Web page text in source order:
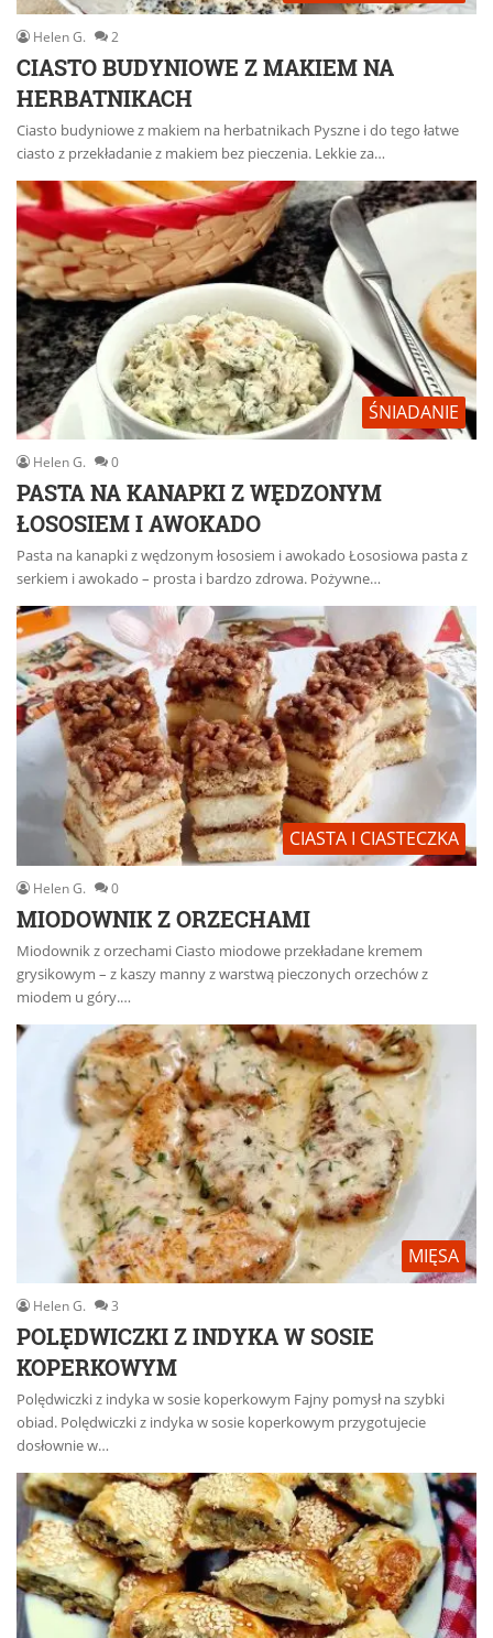
Helen G. 2
CIASTO BUDYNIOWE Z MAKIEM NA
HERBATNIKACH
Ciasto budyniowe z makiem na herbatnikach Pyszne i do tego łatwe
ciasto z przekładanie z makiem bez pieczenia. Lekkie za…
ŚNIADANIE
Helen G. 0
PASTA NA KANAPKI Z WĘDZONYM
ŁOSOSIEM I AWOKADO
Pasta na kanapki z wędzonym łososiem i awokado Łososiowa pasta z
serkiem i awokado – prosta i bardzo zdrowa. Pożywne…
CIASTA I CIASTECZKA
Helen G. 0
MIODOWNIK Z ORZECHAMI
Miodownik z orzechami Ciasto miodowe przekładane kremem
grysikowym – z kaszy manny z warstwą pieczonych orzechów z
miodem u góry.…
MIĘSA
Helen G. 3
POLĘDWICZKI Z INDYKA W SOSIE
KOPERKOWYM
Polędwiczki z indyka w sosie koperkowym Fajny pomysł na szybki
obiad. Polędwiczki z indyka w sosie koperkowym przygotujecie
dosłownie w…